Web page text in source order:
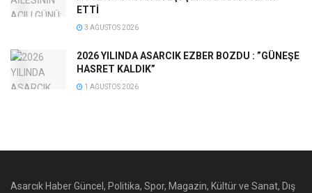
ETTİ
3 AĞUSTOS 2026
2026 YILINDA ASARCIK EZBER BOZDU : ”GÜNEŞE
HASRET KALDIK”
1 AĞUSTOS 2026
Asarcık Haber Güncel, Politika, Spor, Magazin, Kültür ve Sanat, Dış